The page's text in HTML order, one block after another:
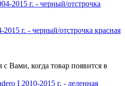
г. - черный/отстрочка красная
Вами, когда товар появится в